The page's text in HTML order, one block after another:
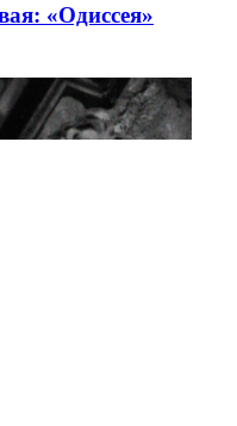
«Одиссея»